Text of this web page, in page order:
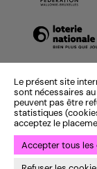
Le présent site
sont nécessaires
peuvent pas être
statistiques
acceptez le
Accepter tous les